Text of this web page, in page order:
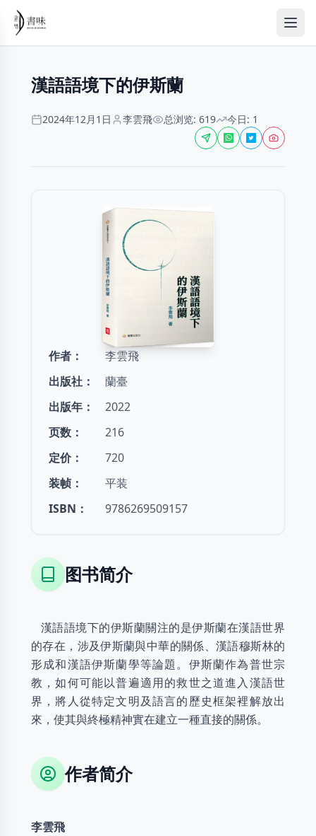
漢語語境下的伊斯蘭
2024年12月1日 李雲飛 总浏览: 619 今日: 1
作者 ：
李雲飛
出版社 ：
蘭臺
出版年 ：
2022
页数 ：
216
定价：
720
装帧 ：
平装
ISBN ： 9786269509157
图书简介
漢語語境下的伊斯蘭關注的是伊斯蘭在漢語世界
的存在，涉及伊斯蘭與中華的關係、漢語穆斯林的
形成和漢語伊斯蘭學等論題。伊斯蘭作為普世宗
教，如何可能以普遍適用的救世之道進入漢語世
界，將人從特定文明及語言的歷史框架裡解放出
來，使其與終極精神實在建立一種直接的關係。
作者简介
李雲飛